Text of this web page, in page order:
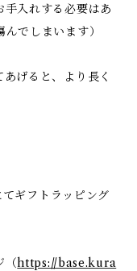
入れする必要はあ
でしまいます）
げると、より長く
ギフトラッピング
（https://base.kura